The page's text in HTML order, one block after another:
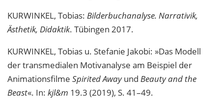
KURWINKEL, Tobias: Bilderbuchanalyse. Narrativik,
Ästhetik, Didaktik. Tübingen 2017.
KURWINKEL, Tobias u. Stefanie Jakobi: »Das Modell
der transmedialen Motivanalyse am Beispiel der
Animationsfilme Spirited Awayund Beauty and the
Beast«. In: kjl&m 19.3 (2019), S. 41–49.